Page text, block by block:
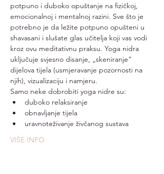
potpuno i duboko opuštanje na fizičkoj,
emocionalnoj i mentalnoj razini. Sve što je
potrebno je da ležite potpuno opušteni u
shavasani i slušate glas učitelja koji vas vodi
kroz ovu meditativnu praksu. Yoga nidra
uključuje svjesno disanje, „skeniranje“
dijelova tijela (usmjeravanje pozornosti na
njih), vizualizaciju i namjeru.
Samo neke dobrobiti yoga nidre su:
duboko relaksiranje
obnavljanje tijela
uravnoteživanje živčanog sustava
VIŠE INFO